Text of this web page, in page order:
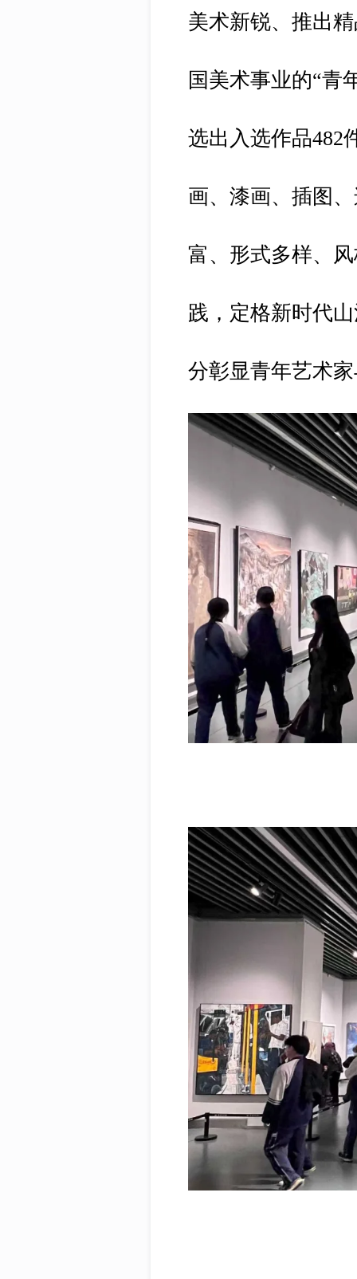
美术新锐、推出
国美术事业的“青
选出入选作品482
画、漆画、插图
富、形式多样、
践，定格新时代
分彰显青年艺术